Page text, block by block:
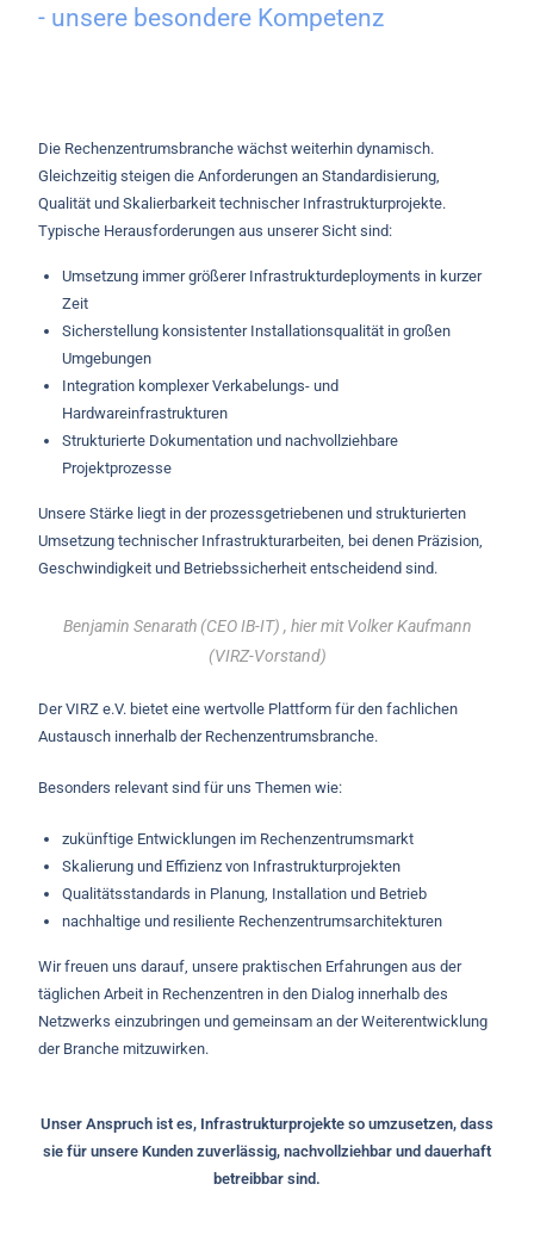
- unsere besondere Kompetenz
Die Rechenzentrumsbranche wächst weiterhin dynamisch.
Gleichzeitig steigen die Anforderungen an Standardisierung,
Qualität und Skalierbarkeit technischer Infrastrukturprojekte.
Typische Herausforderungen aus unserer Sicht sind:
Umsetzung immer größerer Infrastrukturdeployments in kurzer
Zeit
Sicherstellung konsistenter Installationsqualität in großen
Umgebungen
Integration komplexer Verkabelungs- und
Hardwareinfrastrukturen
Strukturierte Dokumentation und nachvollziehbare
Projektprozesse
Unsere Stärke liegt in der prozessgetriebenen und strukturierten
Umsetzung technischer Infrastrukturarbeiten, bei denen Präzision,
Geschwindigkeit und Betriebssicherheit entscheidend sind.
Benjamin Senarath (CEO IB-IT) , hier mit Volker Kaufmann
(VIRZ-Vorstand)
Der VIRZ e.V. bietet eine wertvolle Plattform für den fachlichen
Austausch innerhalb der Rechenzentrumsbranche.
Besonders relevant sind für uns Themen wie:
zukünftige Entwicklungen im Rechenzentrumsmarkt
Skalierung und Effizienz von Infrastrukturprojekten
Qualitätsstandards in Planung, Installation und Betrieb
nachhaltige und resiliente Rechenzentrumsarchitekturen
Wir freuen uns darauf, unsere praktischen Erfahrungen aus der
täglichen Arbeit in Rechenzentren in den Dialog innerhalb des
Netzwerks einzubringen und gemeinsam an der Weiterentwicklung
der Branche mitzuwirken.
Unser Anspruch ist es, Infrastrukturprojekte so umzusetzen, dass
sie für unsere Kunden zuverlässig, nachvollziehbar und dauerhaft
betreibbar sind.